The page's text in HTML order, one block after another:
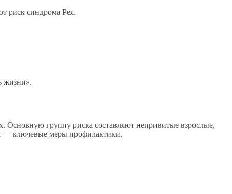
риск синдрома Рея.
жизни».
Основную группу риска составляют непривитые взрослые,
— ключевые меры профилактики.